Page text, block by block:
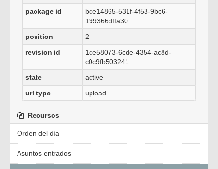
package id
bce14865-531f-4f53-9bc6-
199366dffa30
position
2
revision id
1ce58073-6cde-4354-ac8d-
c0c9fb503241
state
active
url type
upload
Recursos
Orden del día
Asuntos entrados